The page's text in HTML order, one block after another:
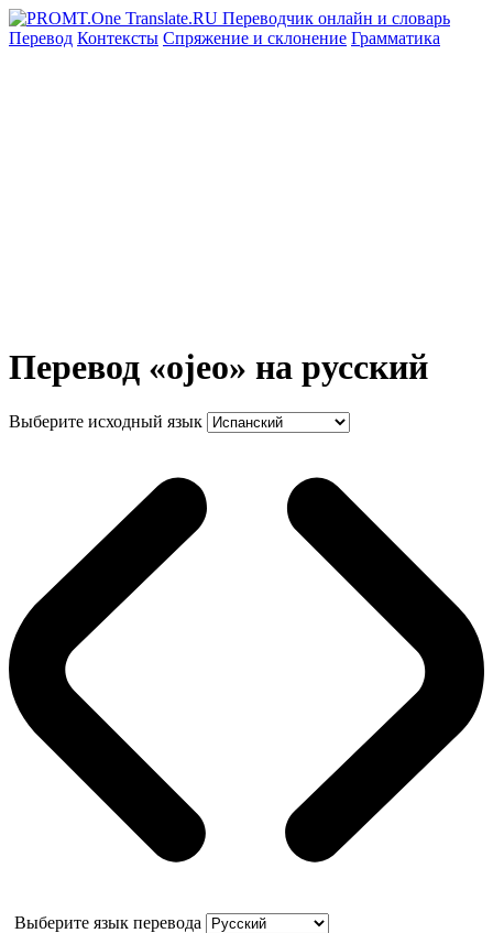
Перевод Контексты Спряжение и склонение Грамматика
Перевод «ojeo» на русский
Выберите исходный язык
Выберите язык перевода